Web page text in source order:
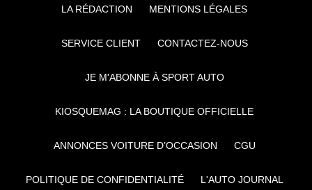
LA RÉDACTION MENTIONS LÉGALES
SERVICE CLIENT CONTACTEZ-NOUS
JE M'ABONNE À SPORT AUTO
KIOSQUEMAG : LA BOUTIQUE OFFICIELLE
ANNONCES VOITURE D’OCCASION CGU
POLITIQUE DE CONFIDENTIALITÉ L'AUTO JOURNAL